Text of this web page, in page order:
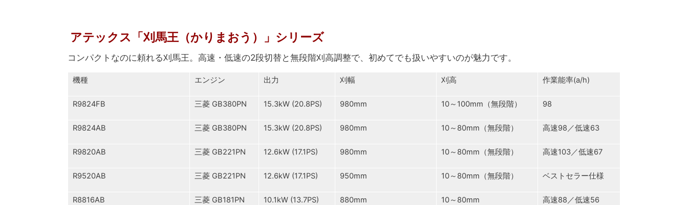
アテックス「刈馬王（かりまおう）」シリーズ
コンパクトなのに頼れる刈馬王。高速・低速の2段切替と無段階刈高調整で、初めてでも扱いやすいのが魅力です。
機種 エンジン 出力 刈幅 刈高 作業能率(a/h)
R9824FB 三菱 GB380PN 15.3kW (20.8PS) 980mm 10～100mm（無段階） 98
R9824AB 三菱 GB380PN 15.3kW (20.8PS) 980mm 10～80mm（無段階） 高速98／低速63
R9820AB 三菱 GB221PN 12.6kW (17.1PS) 980mm 10～80mm（無段階） 高速103／低速67
R9520AB 三菱 GB221PN 12.6kW (17.1PS) 950mm 10～80mm（無段階） ベストセラー仕様
R8816AB 三菱 GB181PN 10.1kW (13.7PS) 880mm 10～80mm 高速88／低速56